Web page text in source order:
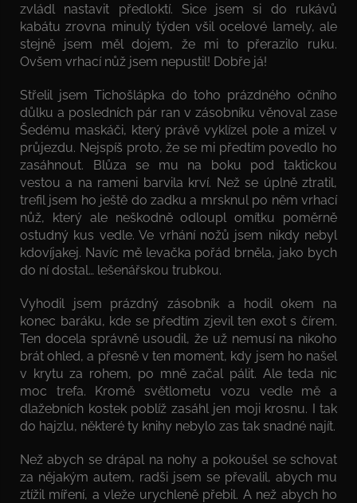
zvládl nastavit předloktí. Sice jsem si do rukávů
kabátu zrovna minulý týden všil ocelové lamely, ale
stejně jsem měl dojem, že mi to přerazilo ruku.
Ovšem vrhací nůž jsem nepustil! Dobře já!
Střelil jsem Tichošlápka do toho prázdného očního
důlku a posledních pár ran v zásobníku věnoval zase
Šedému maskáči, který právě vyklízel pole a mizel v
průjezdu. Nejspíš proto, že se mi předtím povedlo ho
zasáhnout. Blůza se mu na boku pod taktickou
vestou a na rameni barvila krví. Než se úplně ztratil,
trefil jsem ho ještě do zadku a mrsknul po něm vrhací
nůž, který ale neškodně odloupl omítku poměrně
ostudný kus vedle. Ve vrhání nožů jsem nikdy nebyl
kdovíjakej. Navíc mě levačka pořád brněla, jako bych
do ní dostal… lešenářskou trubkou.
Vyhodil jsem prázdný zásobník a hodil okem na
konec baráku, kde se předtím zjevil ten exot s čírem.
Ten docela správně usoudil, že už nemusí na nikoho
brát ohled, a přesně v ten moment, kdy jsem ho našel
v krytu za rohem, po mně začal pálit. Ale teda nic
moc trefa. Kromě světlometu vozu vedle mě a
dlažebních kostek poblíž zasáhl jen moji krosnu. I tak
do hajzlu, některé ty knihy nebylo zas tak snadné najít.
Než abych se drápal na nohy a pokoušel se schovat
za nějakým autem, radši jsem se převalil, abych mu
ztížil míření, a vleže urychleně přebil. A než abych ho